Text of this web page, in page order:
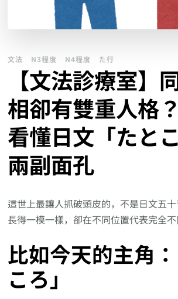
文法 N3程度 N4程度 た行
【文法診療室】
相卻有雙重人格
看懂日文「たと
兩副面孔
這世上最讓人抓破頭皮的，不是日文五
長得一模一樣，卻在不同位置代表完全不
比如今天的主角：
ころ」